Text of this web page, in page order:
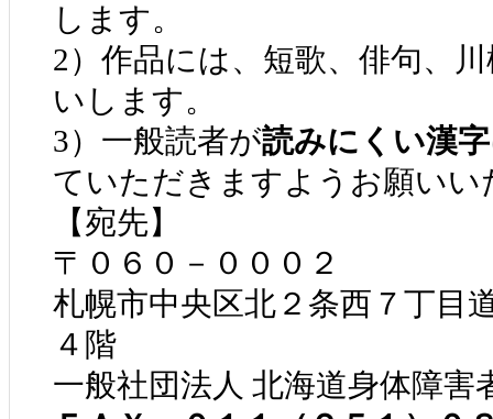
します。
2）作品には、短歌、俳句、
いします。
3）一般読者が読みにくい漢
ていただきますようお願いい
【宛先】
〒０６０－０００２
札幌市中央区北２条西７丁目
４階
一般社団法人 北海道身体障